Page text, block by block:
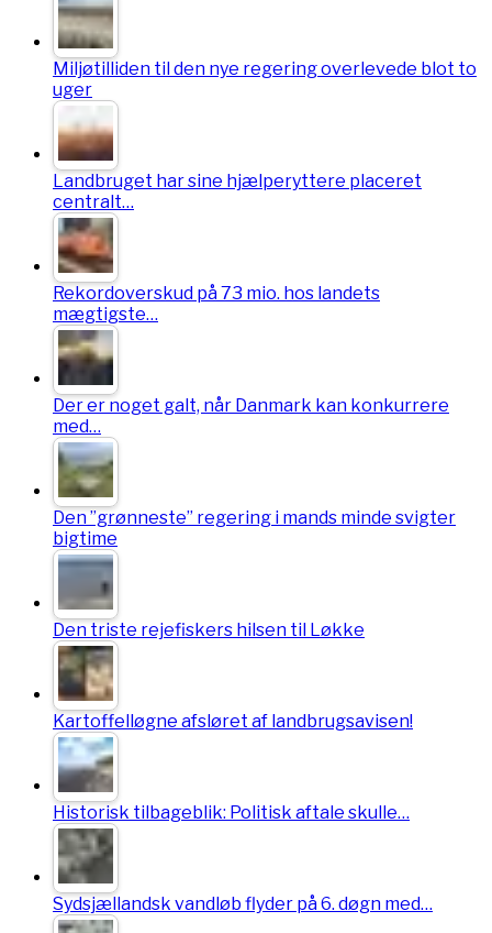
Miljøtilliden til den nye regering overlevede blot to
uger
Landbruget har sine hjælperyttere placeret
centralt…
Rekordoverskud på 73 mio. hos landets
mægtigste…
Der er noget galt, når Danmark kan konkurrere
med…
Den ”grønneste” regering i mands minde svigter
bigtime
Den triste rejefiskers hilsen til Løkke
Kartoffelløgne afsløret af landbrugsavisen!
Historisk tilbageblik: Politisk aftale skulle…
Sydsjællandsk vandløb flyder på 6. døgn med…